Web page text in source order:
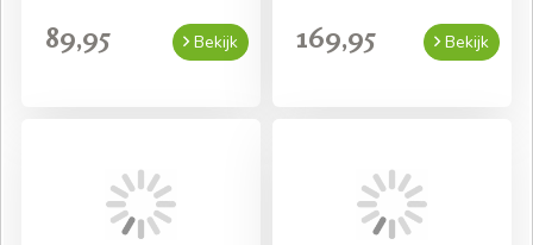
89,95 Bekijk 169,95 Bekijk